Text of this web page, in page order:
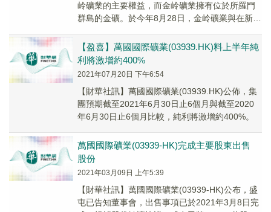
岭礦業的主要權益，而金岭礦業擁有位於所羅門
群島的金礦。於今年8月28日，金岭礦業與在新加
【盈喜】萬國國際礦業(03939.HK)料上半年純
利將激增約400%
2021年07月20日 下午6:54
【財華社訊】萬國國際礦業(03939.HK)公佈，集
團預期截至2021年6月30日止6個月與截至2020
年6月30日止6個月比較，純利將激增約400%。
萬國國際礦業(03939-HK)完成主要股東出售
股份
2021年03月09日 上午5:39
【財華社訊】萬國國際礦業(03939-HK)公布，盛
屯已告知董事會，出售事項已於2021年3月8日完